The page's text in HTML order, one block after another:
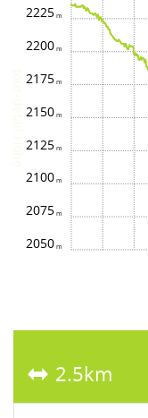
2050
2075
2100
2125
2150
2175
2200
2225
2.5km